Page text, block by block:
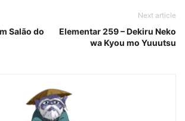
Salão do
Next article
Elementar 259 – Dekiru Neko
wa Kyou mo Yuuutsu